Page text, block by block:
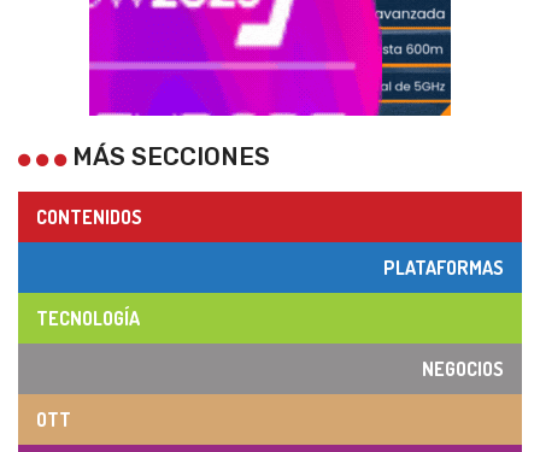
MÁS SECCIONES
CONTENIDOS
PLATAFORMAS
TECNOLOGÍA
NEGOCIOS
OTT